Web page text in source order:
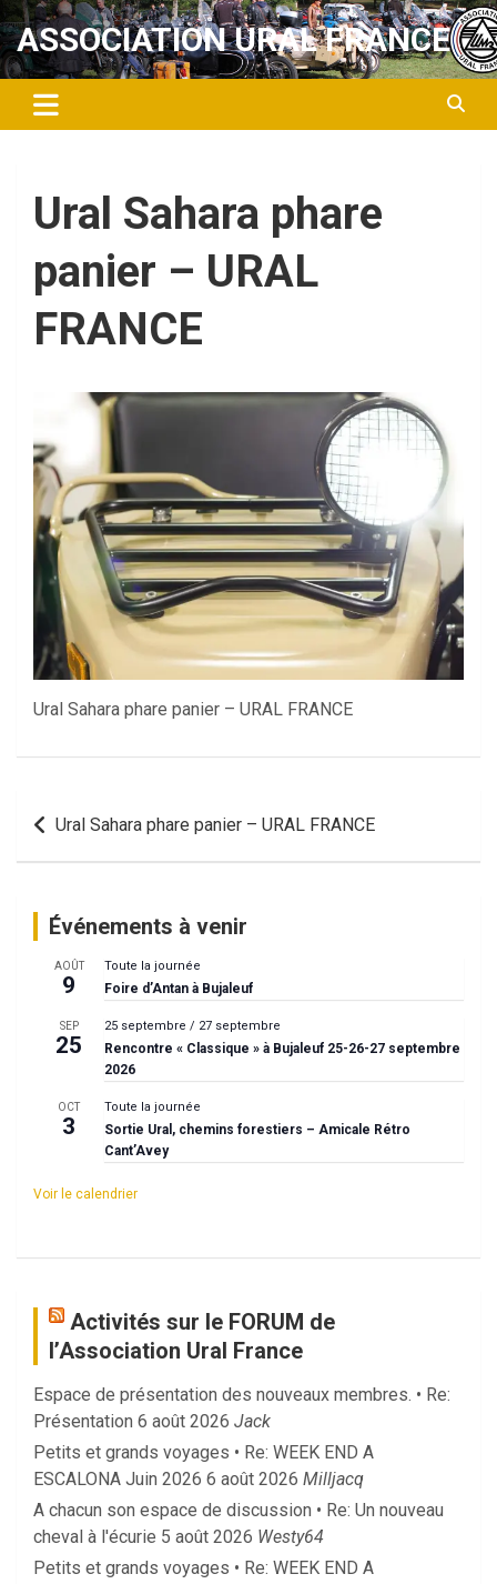
Aller
au
contenu
ASSOCIATION URAL FRANCE
Ural Sahara phare
panier – URAL
FRANCE
Ural Sahara phare panier – URAL FRANCE
Navigation
Ural Sahara phare panier – URAL FRANCE
Événements à venir
AOÛT
9
Toute la journée
Foire d’Antan à Bujaleuf
SEP
25
25 septembre / 27 septembre
Rencontre « Classique » à Bujaleuf 25-26-27 septembre
2026
OCT
3
Toute la journée
Sortie Ural, chemins forestiers – Amicale Rétro
Cant’Avey
Voir le calendrier
Activités sur le FORUM de
l’Association Ural France
Espace de présentation des nouveaux membres. • Re:
Présentation 6 août 2026 Jack
Petits et grands voyages • Re: WEEK END A
ESCALONA Juin 2026 6 août 2026 Milljacq
A chacun son espace de discussion • Re: Un nouveau
cheval à l'écurie 5 août 2026 Westy64
Petits et grands voyages • Re: WEEK END A